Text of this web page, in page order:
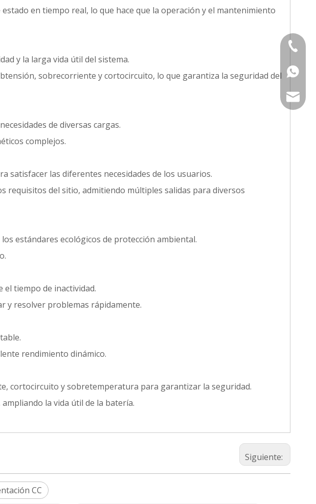
en tiempo real, lo que hace que la operación y el mantenimiento
y la larga vida útil del sistema.
sobrecorriente y cortocircuito, lo que garantiza la seguridad del
de diversas cargas.
complejos.
satisfacer las diferentes necesidades de los usuarios.
requisitos del sitio, admitiendo múltiples salidas para diversos
estándares ecológicos de protección ambiental.
tiempo de inactividad.
y resolver problemas rápidamente.
rendimiento dinámico.
cortocircuito y sobretemperatura para garantizar la seguridad.
la vida útil de la batería.
Siguiente:
CC
+86
+86